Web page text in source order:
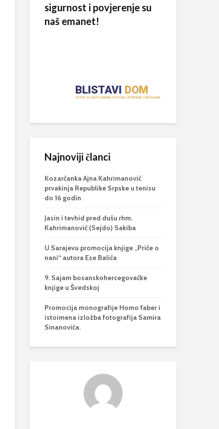
sigurnost i povjerenje su
naš emanet!
Najnoviji članci
Kozarčanka Ajna Kahrimanović
prvakinja Republike Srpske u tenisu
do 16 godin
Jasin i tevhid pred dušu rhm.
Kahrimanović (Sejdo) Sakiba
U Sarajevu promocija knjige „Priče o
nani“ autora Ese Balića
9. Sajam bosanskohercegovačke
knjige u Švedskoj
Promocija monografije Homo faber i
istoimena izložba fotografija Samira
Sinanovića.